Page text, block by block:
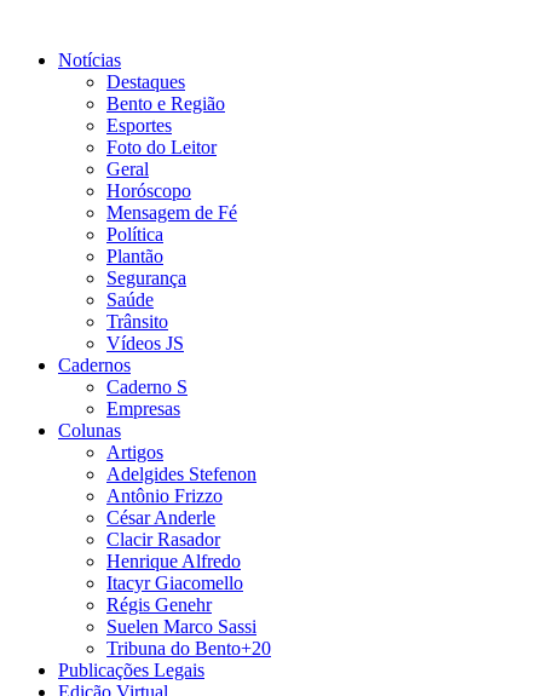
Notícias
Destaques
Bento e Região
Esportes
Foto do Leitor
Geral
Horóscopo
Mensagem de Fé
Política
Plantão
Segurança
Saúde
Trânsito
Vídeos JS
Cadernos
Caderno S
Empresas
Colunas
Artigos
Adelgides Stefenon
Antônio Frizzo
César Anderle
Clacir Rasador
Henrique Alfredo
Itacyr Giacomello
Régis Genehr
Suelen Marco Sassi
Tribuna do Bento+20
Publicações Legais